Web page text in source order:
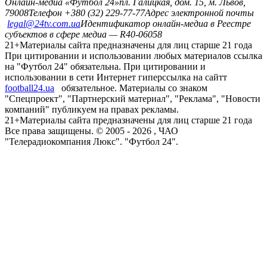
79008Телефон +380 (32) 229-77-77Адрес электронной почты
legal@24tv.com.uaИдентификатор онлайн-медиа в Реестре
субъектов в сфере медиа — R40-06058
21+Материалы сайта предназначены для лиц старше 21 года
При цитировании и использовании любых материалов ссылка
на "Футбол 24" обязательна. При цитировании и
использовании в сети Интернет гиперссылка на сайтт
football24.ua
обязательное. Материалы со знаком
"Спецпроект", "Партнерский материал", "Реклама", "Новости
компаний" публикуем на правах рекламы.
21+Материалы сайта предназначены для лиц старше 21 года
Все права защищены. © 2005 - 2026 , ЧАО
"Телерадиокомпания Люкс". "Футбол 24".